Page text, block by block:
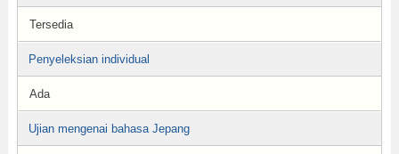
Tersedia
Penyeleksian individual
Ada
Ujian mengenai bahasa Jepang